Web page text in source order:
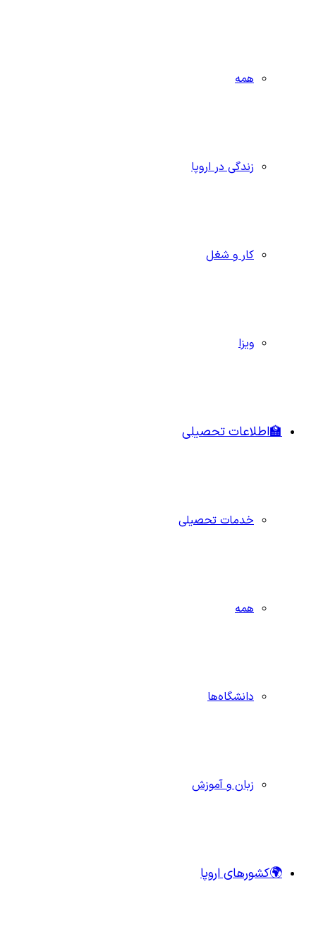
همه
زندگی در اروپا
کار و شغل
ویزا
🏫اطلاعات تحصیلی
خدمات تحصیلی
همه
دانشگاه‌ها
زبان و آموزش
🌍کشورهای اروپا